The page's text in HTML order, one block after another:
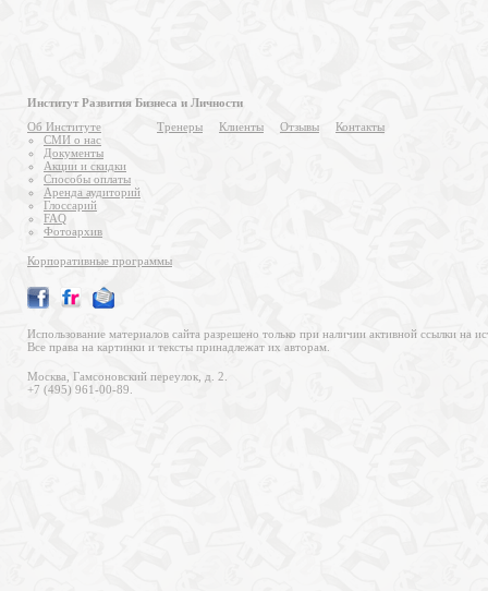
Институт Развития Бизнеса и Личности
Об Институте
СМИ о нас
Документы
Акции и скидки
Способы оплаты
Аренда аудиторий
Глоссарий
FAQ
Фотоархив
Тренеры Клиенты Отзывы Контакты
Корпоративные программы
Использование материалов сайта разрешено только при наличии активной ссылки на
Все права на картинки и тексты принадлежат их авторам.
Москва, Гамсоновский переулок, д. 2.
+7 (495) 961-00-89.